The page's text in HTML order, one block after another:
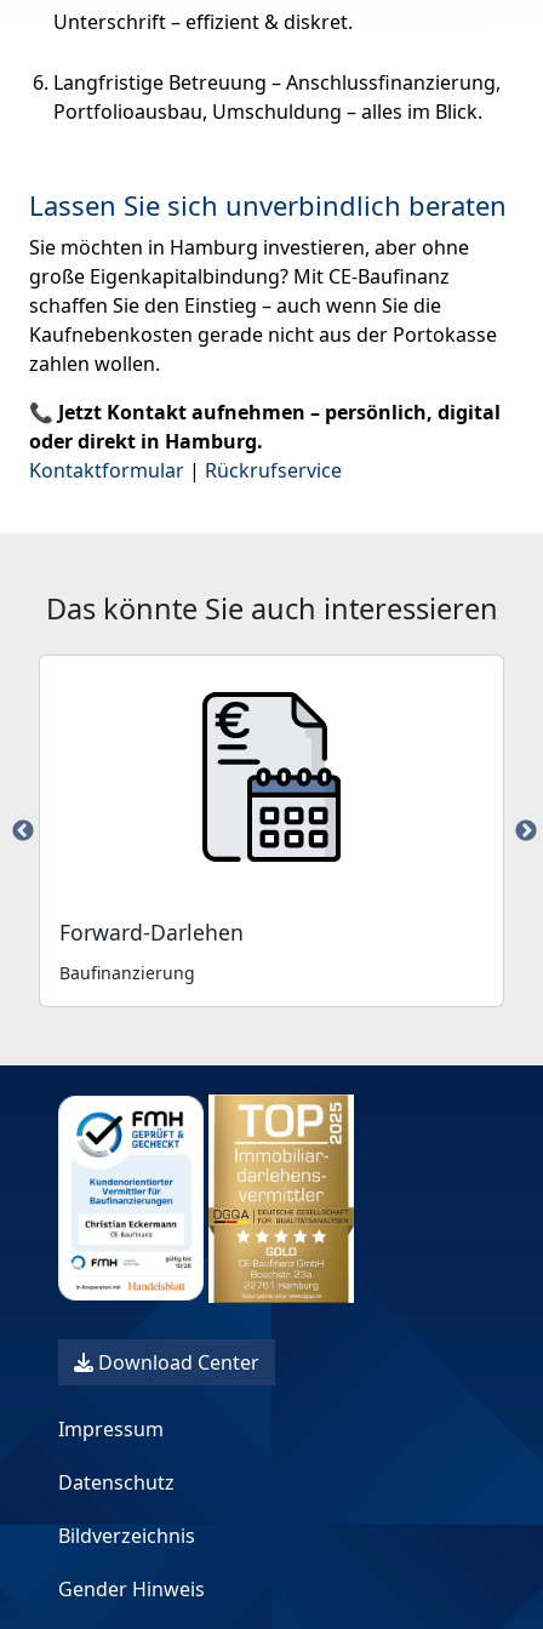
Unterschrift – effizient & diskret.
Langfristige Betreuung – Anschlussfinanzierung,
Portfolioausbau, Umschuldung – alles im Blick.
Lassen Sie sich unverbindlich beraten
Sie möchten in Hamburg investieren, aber ohne
große Eigenkapitalbindung? Mit CE-Baufinanz
schaffen Sie den Einstieg – auch wenn Sie die
Kaufnebenkosten gerade nicht aus der Portokasse
zahlen wollen.
📞 Jetzt Kontakt aufnehmen – persönlich, digital
oder direkt in Hamburg.
Kontaktformular | Rückrufservice
Das könnte Sie auch interessieren
Forward-Darlehen
Baufinanzierung
Download Center
Impressum
Datenschutz
Bildverzeichnis
Gender Hinweis